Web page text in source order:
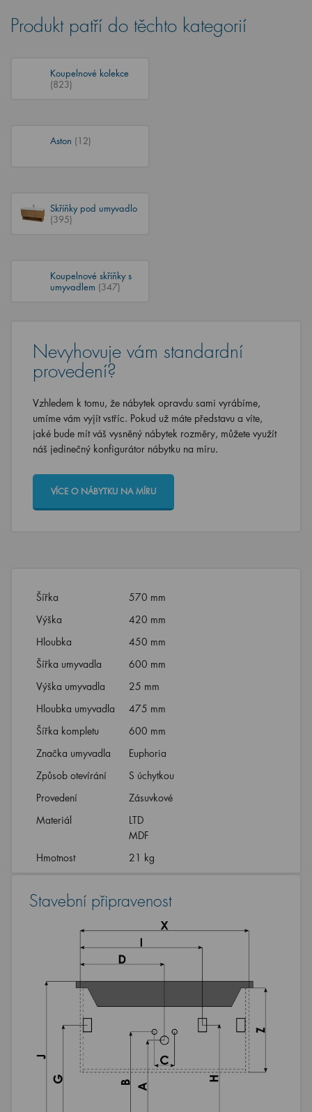
Produkt patří do těchto kategorií
Koupelnové kolekce
(823)
Aston (12)
Skříňky pod umyvadlo
(395)
Koupelnové skříňky s
umyvadlem (347)
Nevyhovuje vám standardní
provedení?
Vzhledem k tomu, že nábytek opravdu sami vyrábíme,
umíme vám vyjít vstříc. Pokud už máte představu a víte,
jaké bude mít váš vysněný nábytek rozměry, můžete využít
náš jedinečný konfigurátor nábytku na míru.
VÍCE O NÁBYTKU NA MÍRU
Šířka
570 mm
Výška
420 mm
Hloubka
450 mm
Šířka umyvadla
600 mm
Výška umyvadla
25 mm
Hloubka umyvadla
475 mm
Šířka kompletu
600 mm
Značka umyvadla
Euphoria
Způsob otevírání
S úchytkou
Provedení
Zásuvkové
Materiál
LTD
MDF
Hmotnost
21 kg
Stavební připravenost